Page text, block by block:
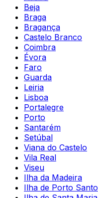
Beja
Braga
Bragança
Castelo Branco
Coimbra
Évora
Faro
Guarda
Leiria
Lisboa
Portalegre
Porto
Santarém
Setúbal
Viana do Castelo
Vila Real
Viseu
Ilha da Madeira
Ilha de Porto Santo